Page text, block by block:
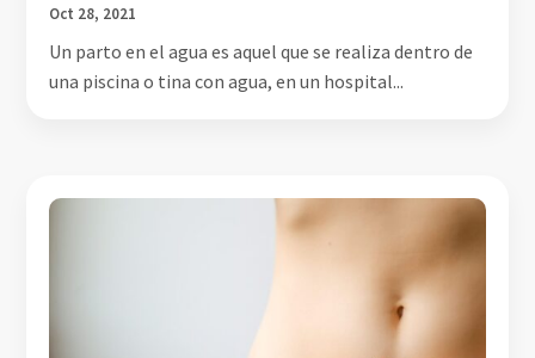
Oct 28, 2021
Un parto en el agua es aquel que se realiza dentro de
una piscina o tina con agua, en un hospital...